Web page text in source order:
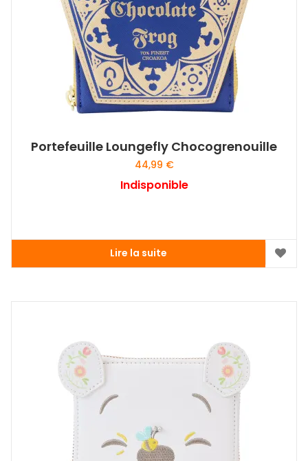
Portefeuille Loungefly Chocogrenouille
44,99 €
Indisponible
Lire la suite